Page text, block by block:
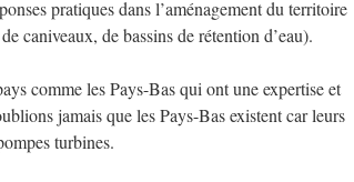
pratiques dans l’aménagement du territoire
caniveaux, de bassins de rétention d’eau).
comme les Pays-Bas qui ont une expertise et
jamais que les Pays-Bas existent car leurs
turbines.